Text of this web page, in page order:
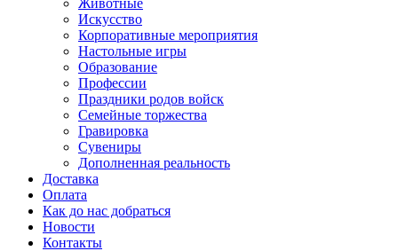
Животные
Искусство
Корпоративные мероприятия
Настольные игры
Образование
Профессии
Праздники родов войск
Семейные торжества
Гравировка
Сувениры
Дополненная реальность
Доставка
Оплата
Как до нас добраться
Новости
Контакты